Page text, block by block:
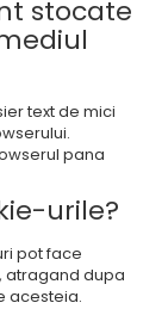
stocate
text de mici
pana
urile?
pot face
atragand dupa
acesteia.